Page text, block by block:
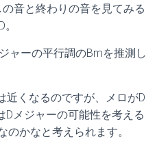
音と終わりの音を見てみる
ャーの平行調のBmを推測し
近くなるのですが、メロがD
Dメジャーの可能性を考える
のかなと考えられます。